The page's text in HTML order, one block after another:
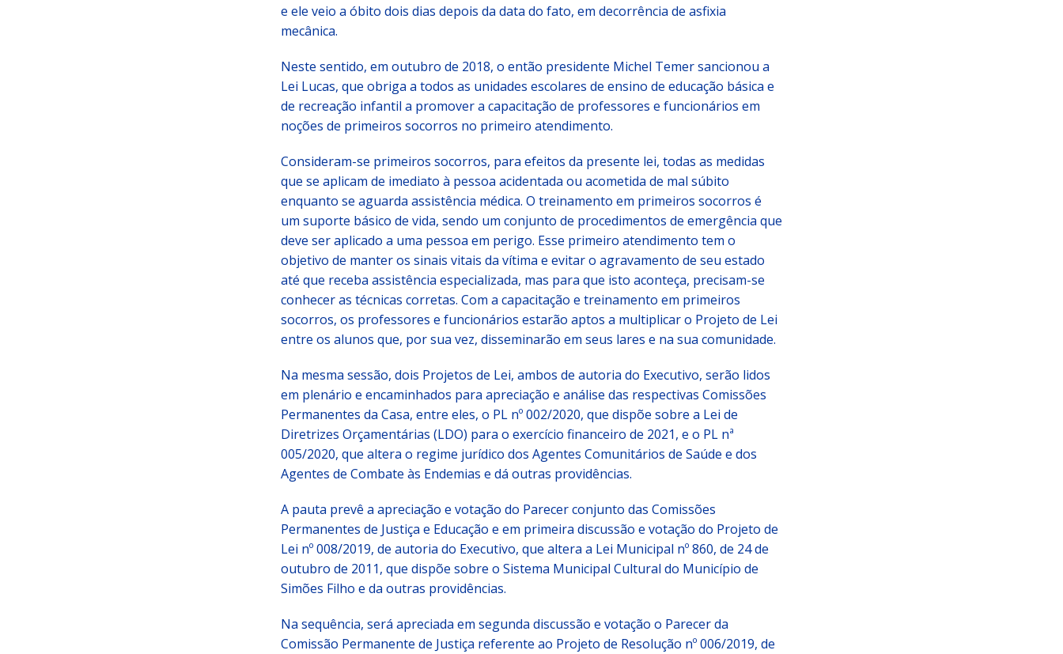
e ele veio a óbito dois dias depois da data do fato, em decorrência de asfixia
mecânica.
Neste sentido, em outubro de 2018, o então presidente Michel Temer sancionou a
Lei Lucas, que obriga a todos as unidades escolares de ensino de educação básica e
de recreação infantil a promover a capacitação de professores e funcionários em
noções de primeiros socorros no primeiro atendimento.
Consideram-se primeiros socorros, para efeitos da presente lei, todas as medidas
que se aplicam de imediato à pessoa acidentada ou acometida de mal súbito
enquanto se aguarda assistência médica. O treinamento em primeiros socorros é
um suporte básico de vida, sendo um conjunto de procedimentos de emergência que
deve ser aplicado a uma pessoa em perigo. Esse primeiro atendimento tem o
objetivo de manter os sinais vitais da vítima e evitar o agravamento de seu estado
até que receba assistência especializada, mas para que isto aconteça, precisam-se
conhecer as técnicas corretas. Com a capacitação e treinamento em primeiros
socorros, os professores e funcionários estarão aptos a multiplicar o Projeto de Lei
entre os alunos que, por sua vez, disseminarão em seus lares e na sua comunidade.
Na mesma sessão, dois Projetos de Lei, ambos de autoria do Executivo, serão lidos
em plenário e encaminhados para apreciação e análise das respectivas Comissões
Permanentes da Casa, entre eles, o PL nº 002/2020, que dispõe sobre a Lei de
Diretrizes Orçamentárias (LDO) para o exercício financeiro de 2021, e o PL nª
005/2020, que altera o regime jurídico dos Agentes Comunitários de Saúde e dos
Agentes de Combate às Endemias e dá outras providências.
A pauta prevê a apreciação e votação do Parecer conjunto das Comissões
Permanentes de Justiça e Educação e em primeira discussão e votação do Projeto de
Lei nº 008/2019, de autoria do Executivo, que altera a Lei Municipal nº 860, de 24 de
outubro de 2011, que dispõe sobre o Sistema Municipal Cultural do Município de
Simões Filho e da outras providências.
Na sequência, será apreciada em segunda discussão e votação o Parecer da
Comissão Permanente de Justiça referente ao Projeto de Resolução nº 006/2019, de